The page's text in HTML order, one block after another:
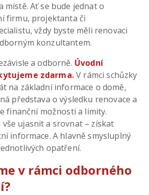
místě. Ať se bude jednat o
firmu, projektanta či
vždy byste měli renovaci
konzultantem.
a odborně. Úvodní
zdarma.V rámci schůzky
na základní informace o domě,
představa o výsledku renovace a
finanční možnosti a limity.
vše ujasnit a srovnat – získat
informace. A hlavně smysluplný
opatření.
v rámci odborného